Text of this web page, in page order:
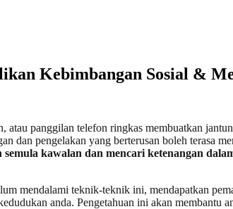
Kebimbangan Sosial &
panggilan telefon ringkas membuatkan
dan pengelakan yang berterusan boleh terasa
kawalan dan mencari ketenangan
mendalami teknik-teknik ini, mendapatkan
anda. Pengetahuan ini akan membantu